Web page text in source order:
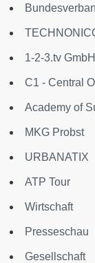
1-2-3.tv GmbH
C1 - Central
Academy of
MKG Probst
URBANATIX
ATP Tour
Wirtschaft
Presseschau
Gesellschaft